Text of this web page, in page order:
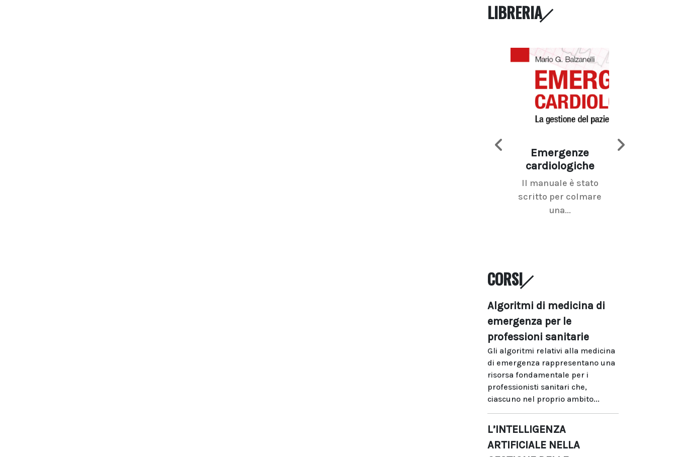
LIBRERIA
Emergenze
cardiologiche
Il manuale è stato
scritto per colmare
una...
CORSI
Algoritmi di medicina di
emergenza per le
professioni sanitarie
Gli algoritmi relativi alla medicina
di emergenza rappresentano una
risorsa fondamentale per i
professionisti sanitari che,
ciascuno nel proprio ambito...
L’INTELLIGENZA
ARTIFICIALE NELLA